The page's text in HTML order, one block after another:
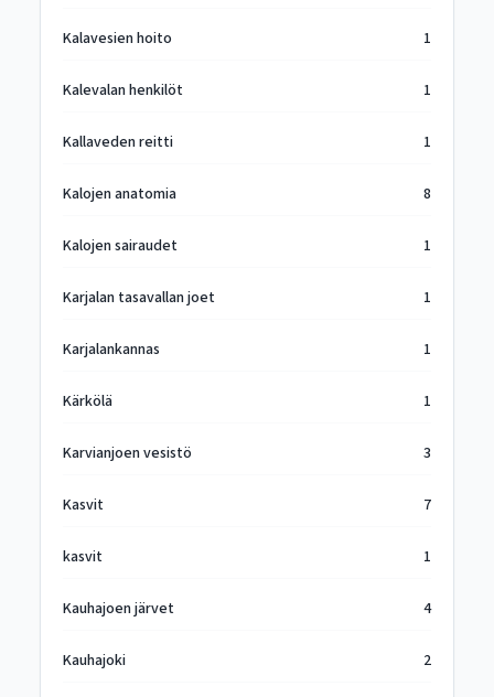
Kalavesien hoito 1
Kalevalan henkilöt 1
Kallaveden reitti 1
Kalojen anatomia 8
Kalojen sairaudet 1
Karjalan tasavallan joet 1
Karjalankannas 1
Kärkölä 1
Karvianjoen vesistö 3
Kasvit 7
kasvit 1
Kauhajoen järvet 4
Kauhajoki 2